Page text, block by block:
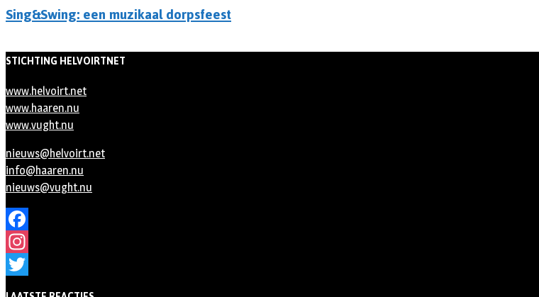
Sing&Swing: een muzikaal dorpsfeest
STICHTING HELVOIRTNET
www.helvoirt.net
www.haaren.nu
www.vught.nu
nieuws@helvoirt.net
info@haaren.nu
nieuws@vught.nu
Facebook
Instagram